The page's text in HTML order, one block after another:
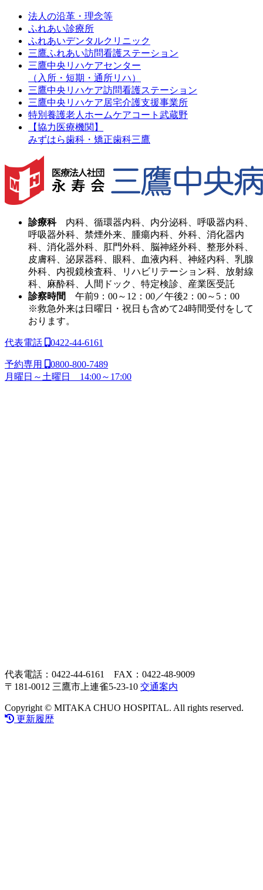
法人の沿革・理念等
ふれあい診療所
ふれあいデンタルクリニック
三鷹ふれあい訪問看護ステーション
三鷹中央リハケアセンター
（入所・短期・通所リハ）
三鷹中央リハケア訪問看護ステーション
三鷹中央リハケア居宅介護支援事業所
特別養護老人ホームケアコート武蔵野
【協力医療機関】
みずはら歯科・矯正歯科三鷹
診療科
内科、循環器内科、内分泌科、呼吸器内科、
呼吸器外科、禁煙外来、腫瘍内科、外科、消化器内
科、消化器外科、肛門外科、脳神経外科、整形外科、
皮膚科、泌尿器科、眼科、血液内科、神経内科、乳腺
外科、内視鏡検査科、リハビリテーション科、放射線
科、麻酔科、人間ドック、特定検診、産業医受託
診察時間
午前9：00～12：00／午後2：00～5：00
※救急外来は日曜日・祝日も含めて24時間受付をして
おります。
代表電話 0422-44-6161
予約専用
0800-800-7489
月曜日～土曜日 14:00～17:00
代表電話：0422-44-6161 FAX：0422-48-9009
〒181-0012 三鷹市上連雀5-23-10 交通案内
Copyright © MITAKA CHUO HOSPITAL. All rights reserved.
更新履歴